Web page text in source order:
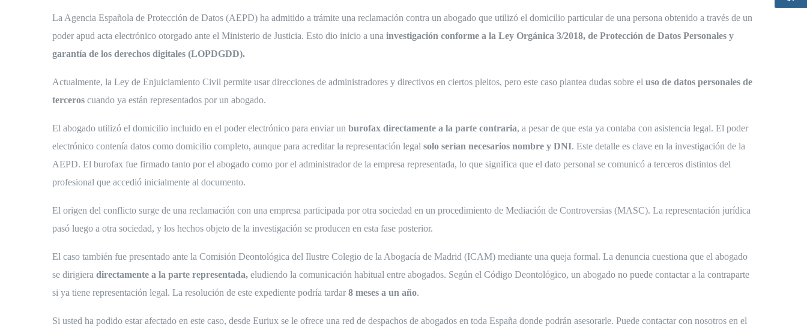
La Agencia Española de Protección de Datos (AEPD) ha admitido a trámite una reclamación contra un abogado que utilizó el domicilio particular de una persona obtenido a través de un
poder apud acta electrónico otorgado ante el Ministerio de Justicia. Esto dio inicio a una investigación conforme a la Ley Orgánica 3/2018, de Protección de Datos Personales y
garantía de los derechos digitales (LOPDGDD).
Actualmente, la Ley de Enjuiciamiento Civil permite usar direcciones de administradores y directivos en ciertos pleitos, pero este caso plantea dudas sobre el uso de datos personales de
terceros cuando ya están representados por un abogado.
El abogado utilizó el domicilio incluido en el poder electrónico para enviar un burofax directamente a la parte contraria, a pesar de que esta ya contaba con asistencia legal. El poder
electrónico contenía datos como domicilio completo, aunque para acreditar la representación legal solo serían necesarios nombre y DNI. Este detalle es clave en la investigación de la
AEPD. El burofax fue firmado tanto por el abogado como por el administrador de la empresa representada, lo que significa que el dato personal se comunicó a terceros distintos del
profesional que accedió inicialmente al documento.
El origen del conflicto surge de una reclamación con una empresa participada por otra sociedad en un procedimiento de Mediación de Controversias (MASC). La representación jurídica
pasó luego a otra sociedad, y los hechos objeto de la investigación se producen en esta fase posterior.
El caso también fue presentado ante la Comisión Deontológica del Ilustre Colegio de la Abogacía de Madrid (ICAM) mediante una queja formal. La denuncia cuestiona que el abogado
se dirigiera directamente a la parte representada, eludiendo la comunicación habitual entre abogados. Según el Código Deontológico, un abogado no puede contactar a la contraparte
si ya tiene representación legal. La resolución de este expediente podría tardar 8 meses a un año.
Si usted ha podido estar afectado en este caso, desde Euriux se le ofrece una red de despachos de abogados en toda España donde podrán asesorarle. Puede contactar con nosotros en el